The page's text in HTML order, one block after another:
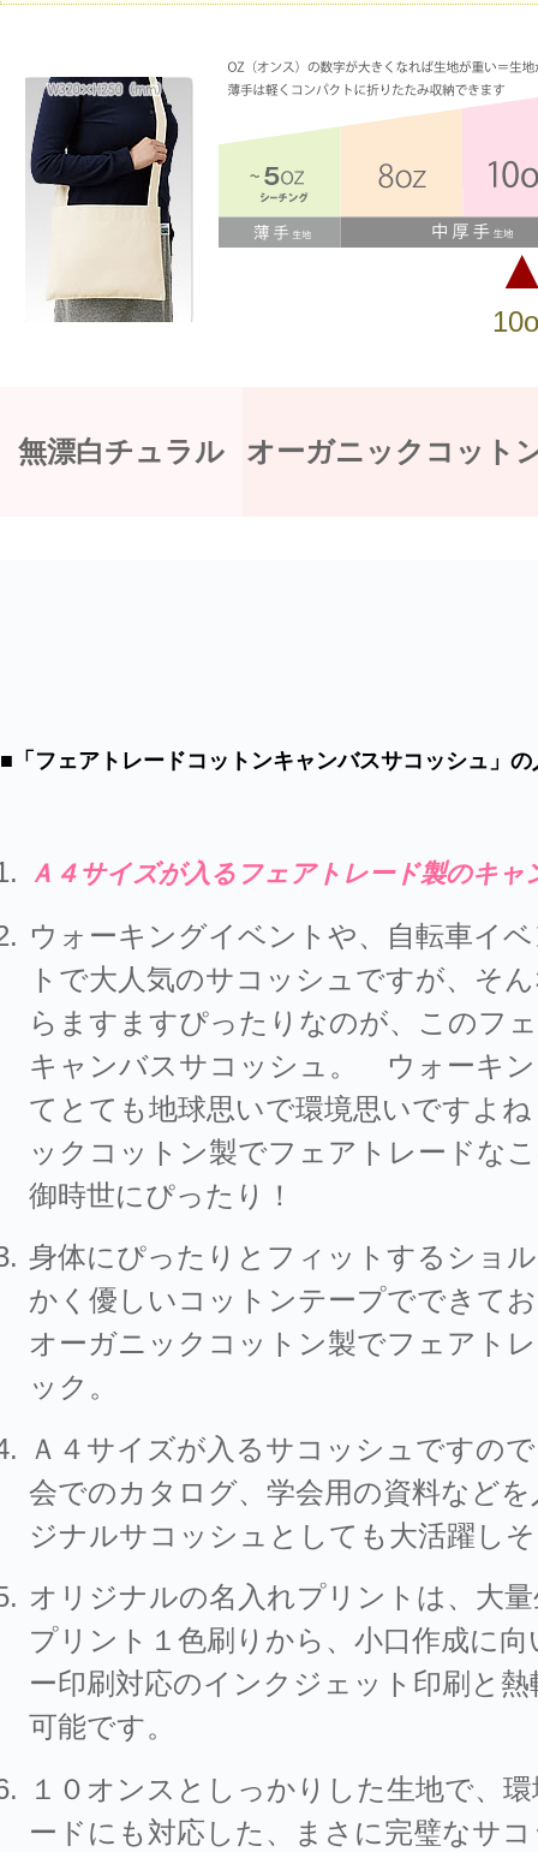
無漂白チュラル オーガニックコット
■「フェアトレードコットンキャンバスサコッシュ」
Ａ４サイズが入るフェアトレード製のキ
ウォーキングイベントや、自転車イ
トで大人気のサコッシュですが、そ
らますますぴったりなのが、このフ
キャンバスサコッシュ。 ウォーキ
てとても地球思いで環境思いですよ
ックコットン製でフェアトレードな
御時世にぴったり！
身体にぴったりとフィットするショ
かく優しいコットンテープでできて
オーガニックコットン製でフェアト
ック。
Ａ４サイズが入るサコッシュですの
会でのカタログ、学会用の資料など
ジナルサコッシュとしても大活躍し
オリジナルの名入れプリントは、大
プリント１色刷りから、小口作成に
ー印刷対応のインクジェット印刷と
可能です。
１０オンスとしっかりした生地で、
ードにも対応した、まさに完璧なサ